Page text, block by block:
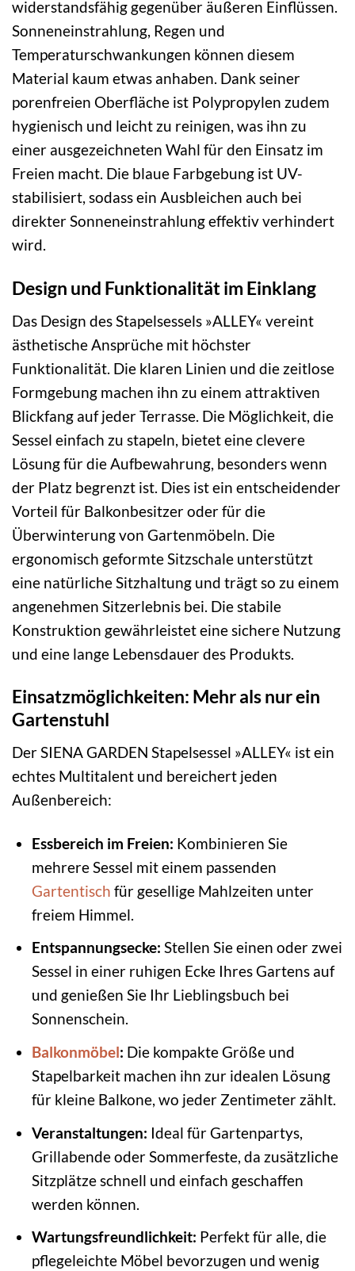
widerstandsfähig gegenüber äußeren Einflüssen.
Sonneneinstrahlung, Regen und
Temperaturschwankungen können diesem
Material kaum etwas anhaben. Dank seiner
porenfreien Oberfläche ist Polypropylen zudem
hygienisch und leicht zu reinigen, was ihn zu
einer ausgezeichneten Wahl für den Einsatz im
Freien macht. Die blaue Farbgebung ist UV-
stabilisiert, sodass ein Ausbleichen auch bei
direkter Sonneneinstrahlung effektiv verhindert
wird.
Design und Funktionalität im Einklang
Das Design des Stapelsessels »ALLEY« vereint
ästhetische Ansprüche mit höchster
Funktionalität. Die klaren Linien und die zeitlose
Formgebung machen ihn zu einem attraktiven
Blickfang auf jeder Terrasse. Die Möglichkeit, die
Sessel einfach zu stapeln, bietet eine clevere
Lösung für die Aufbewahrung, besonders wenn
der Platz begrenzt ist. Dies ist ein entscheidender
Vorteil für Balkonbesitzer oder für die
Überwinterung von Gartenmöbeln. Die
ergonomisch geformte Sitzschale unterstützt
eine natürliche Sitzhaltung und trägt so zu einem
angenehmen Sitzerlebnis bei. Die stabile
Konstruktion gewährleistet eine sichere Nutzung
und eine lange Lebensdauer des Produkts.
Einsatzmöglichkeiten: Mehr als nur ein
Gartenstuhl
Der SIENA GARDEN Stapelsessel »ALLEY« ist ein
echtes Multitalent und bereichert jeden
Außenbereich:
Essbereich im Freien: Kombinieren Sie
mehrere Sessel mit einem passenden
Gartentisch für gesellige Mahlzeiten unter
freiem Himmel.
Entspannungsecke: Stellen Sie einen oder zwei
Sessel in einer ruhigen Ecke Ihres Gartens auf
und genießen Sie Ihr Lieblingsbuch bei
Sonnenschein.
Balkonmöbel: Die kompakte Größe und
Stapelbarkeit machen ihn zur idealen Lösung
für kleine Balkone, wo jeder Zentimeter zählt.
Veranstaltungen: Ideal für Gartenpartys,
Grillabende oder Sommerfeste, da zusätzliche
Sitzplätze schnell und einfach geschaffen
werden können.
Wartungsfreundlichkeit: Perfekt für alle, die
pflegeleichte Möbel bevorzugen und wenig